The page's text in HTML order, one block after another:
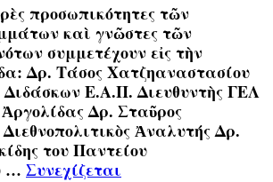
προσωπικότητες τῶν
καὶ γνῶστες τῶν
συμμετέχουν εἰς τὴν
Δρ. Τάσος Χατζηαναστασίου
Ε.Α.Π. Διευθυντὴς ΓΕΛ
Δρ. Σταῦρος
Ἀναλυτής Δρ.
του Παντείου
… Συνεχίζεται